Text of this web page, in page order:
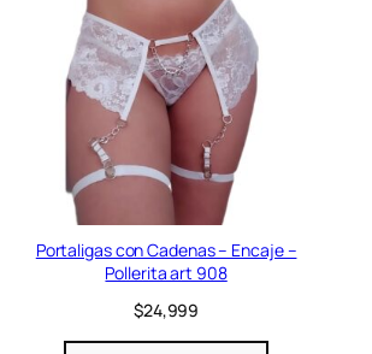
Portaligas con Cadenas – Encaje –
Pollerita art 908
$24,999